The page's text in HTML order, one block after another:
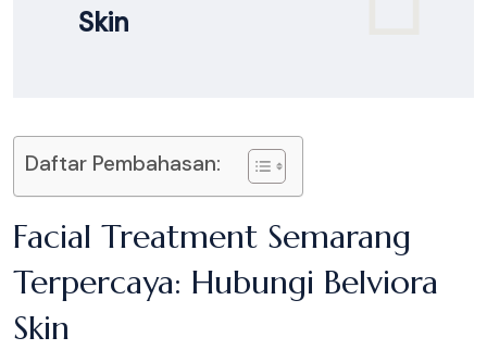
Skin
Daftar Pembahasan:
Facial Treatment Semarang
Terpercaya: Hubungi Belviora
Skin